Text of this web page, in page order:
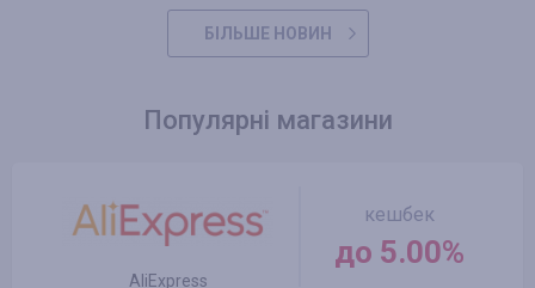
БІЛЬШЕ НОВИН
Популярні магазини
AliExpress
кешбек
до 5.00%